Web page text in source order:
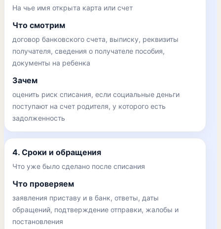
На чье имя открыта карта или счет
Что смотрим
договор банковского счета, выписку, реквизиты
получателя, сведения о получателе пособия,
документы на ребенка
Зачем
оценить риск списания, если социальные деньги
поступают на счет родителя, у которого есть
задолженность
4. Сроки и обращения
Что уже было сделано после списания
Что проверяем
заявления приставу и в банк, ответы, даты
обращений, подтверждение отправки, жалобы и
постановления